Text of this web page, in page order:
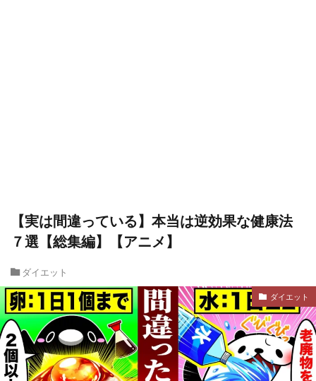
【実は間違っている】本当は逆効果な健康法
７選【総集編】【アニメ】
ダイエット
ダイエット